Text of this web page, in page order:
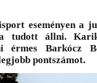
eseményen a
tudott állni.
érmes Barkócz
pontszámot.